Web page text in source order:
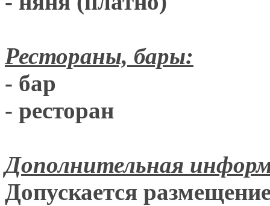
Рестораны, бары:
- бар
- ресторан
Дополнительная
Допускается